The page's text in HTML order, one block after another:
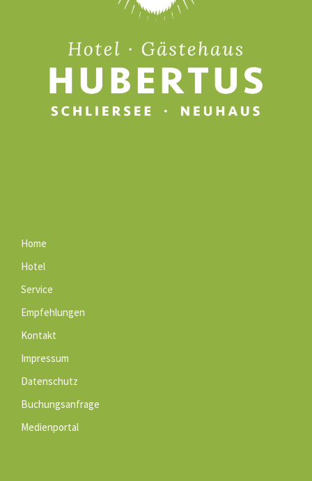
Home
Hotel
Service
Empfehlungen
Kontakt
Impressum
Datenschutz
Buchungsanfrage
Medienportal